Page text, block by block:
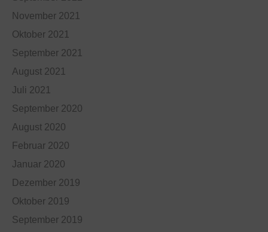
November 2021
Oktober 2021
September 2021
August 2021
Juli 2021
September 2020
August 2020
Februar 2020
Januar 2020
Dezember 2019
Oktober 2019
September 2019